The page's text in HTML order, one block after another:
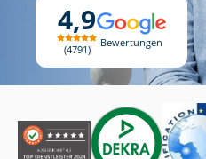
4,9
4791
Bewertungen